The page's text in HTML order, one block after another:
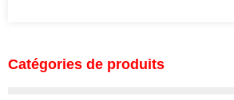
Catégories de produits